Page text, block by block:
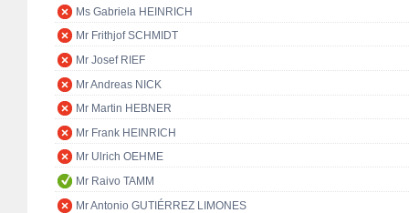
Ms Gabriela HEINRICH
Mr Frithjof SCHMIDT
Mr Josef RIEF
Mr Andreas NICK
Mr Martin HEBNER
Mr Frank HEINRICH
Mr Ulrich OEHME
Mr Raivo TAMM
Mr Antonio GUTIÉRREZ LIMONES